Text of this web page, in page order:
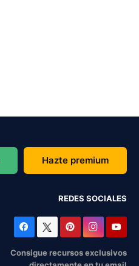
Hazte premium
REDES SOCIALES
Consigue recursos exclusivos